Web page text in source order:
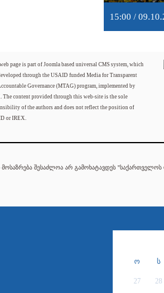
15:00 /
page is part of Joomla based universal CMS system, which
through the USAID funded Media for Transparent
Governance (MTAG) program, implemented by
The content provided through this web-site is the sole
of the authors and does not reflect the position of
or IREX.
შესაძლოა არ გამოხატავდეს "საქართველოს
ო ს
27 28